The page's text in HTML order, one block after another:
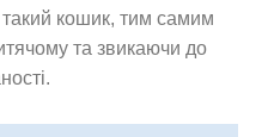
такий кошик, тим самим
та звикаючи до